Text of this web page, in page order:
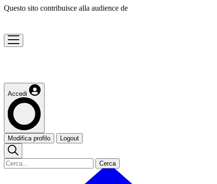
Questo sito contribuisce alla audience de
Accedi
Modifica profilo Logout
Cerca